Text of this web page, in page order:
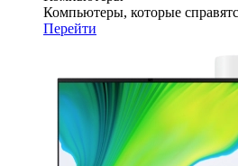
Компьютеры, которые
Перейти